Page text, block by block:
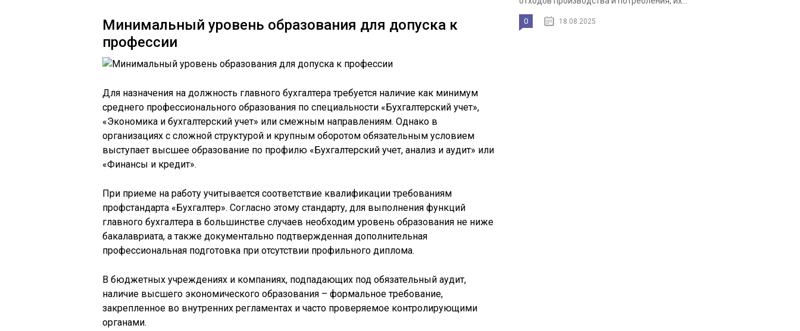
Минимальный уровень образования для допуска к
профессии
Для назначения на должность главного бухгалтера требуется наличие как минимум
среднего профессионального образования по специальности «Бухгалтерский учет»,
«Экономика и бухгалтерский учет» или смежным направлениям. Однако в
организациях с сложной структурой и крупным оборотом обязательным условием
выступает высшее образование по профилю «Бухгалтерский учет, анализ и аудит» или
«Финансы и кредит».
При приеме на работу учитывается соответствие квалификации требованиям
профстандарта «Бухгалтер». Согласно этому стандарту, для выполнения функций
главного бухгалтера в большинстве случаев необходим уровень образования не ниже
бакалавриата, а также документально подтвержденная дополнительная
профессиональная подготовка при отсутствии профильного диплома.
В бюджетных учреждениях и компаниях, подпадающих под обязательный аудит,
наличие высшего экономического образования – формальное требование,
закрепленное во внутренних регламентах и часто проверяемое контролирующими
органами.
0 18.08.2025